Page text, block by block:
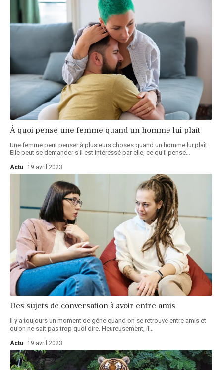
À quoi pense une femme quand un homme lui plaît
Une femme peut penser à plusieurs choses quand un homme lui plaît.
Elle peut se demander s'il est intéressé par elle, ce qu'il pense…
Actu 19 avril 2023
Des sujets de conversation à avoir entre amis
Il y a toujours un moment de gêne quand on se retrouve entre amis et
qu'on ne sait pas trop quoi dire. Heureusement, il…
Actu 19 avril 2023